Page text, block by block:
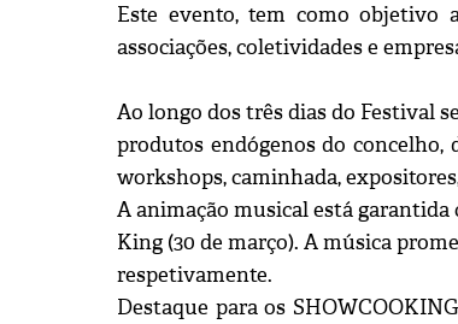
Este evento, tem como objetivo
associações, coletividades e
Ao longo dos três dias do Festival
produtos endógenos do concelho,
workshops, caminhada,
A animação musical está garantida
King (30 de março). A música
respetivamente.
Destaque para os